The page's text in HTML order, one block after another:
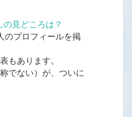
見どころは？
のプロフィールを掲
もあります。
でない）が、ついに